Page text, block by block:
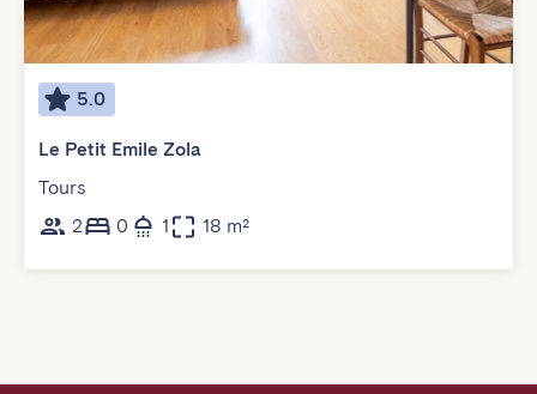
5.0
Le Petit Emile Zola
Tours
2
0 1 18 m²